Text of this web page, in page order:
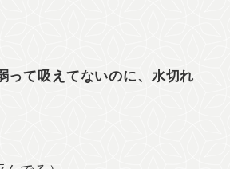
って吸えてないのに、水切れ